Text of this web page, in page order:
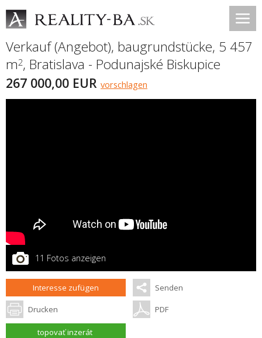
Verkauf (Angebot), baugrundstücke, 5 457
m2, Bratislava - Podunajské Biskupice
267 000,00 EUR vorschlagen
11 Fotos anzeigen
Interesse zufügen Senden
Drucken PDF
topovať inzerát